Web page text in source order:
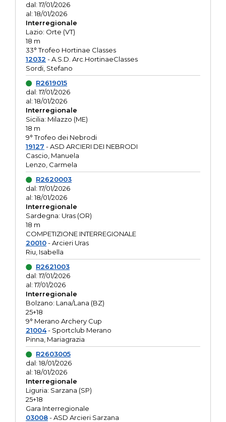
dal: 17/01/2026
al: 18/01/2026
Interregionale
Lazio: Orte (VT)
18 m
33° Trofeo Hortinae Classes
12032 - A.S.D. Arc.HortinaeClasses
Sordi, Stefano
R2619015
dal: 17/01/2026
al: 18/01/2026
Interregionale
Sicilia: Milazzo (ME)
18 m
9° Trofeo dei Nebrodi
19127 - ASD ARCIERI DEI NEBRODI
Cascio, Manuela
Lenzo, Carmela
R2620003
dal: 17/01/2026
al: 18/01/2026
Interregionale
Sardegna: Uras (OR)
18 m
COMPETIZIONE INTERREGIONALE
20010- Arcieri Uras
Riu, Isabella
R2621003
dal: 17/01/2026
al: 17/01/2026
Interregionale
Bolzano: Lana/Lana (BZ)
25+18
9° Merano Archery Cup
21004- Sportclub Merano
Pinna, Mariagrazia
R2603005
dal: 18/01/2026
al: 18/01/2026
Interregionale
Liguria: Sarzana (SP)
25+18
Gara Interregionale
03008- ASD Arcieri Sarzana